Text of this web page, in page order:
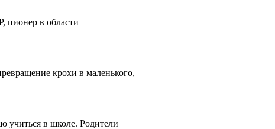
пионер в области
крохи в маленького,
учиться в школе. Родители